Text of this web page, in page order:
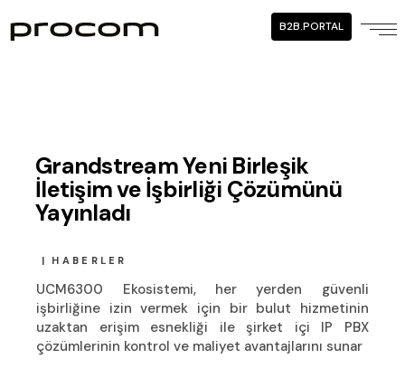
B2B.PORTAL
Grandstream Yeni Birleşik
İletişim ve İşbirliği Çözümünü
Yayınladı
HABERLER
UCM6300 Ekosistemi, her yerden güvenli
işbirliğine izin vermek için bir bulut hizmetinin
uzaktan erişim esnekliği ile şirket içi IP PBX
çözümlerinin kontrol ve maliyet avantajlarını sunar